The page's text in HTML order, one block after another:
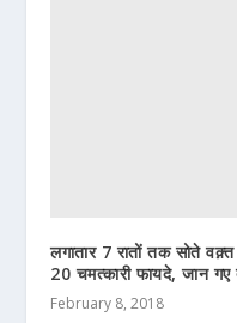
लगातार 7 रातों तक सोते वक़्त
20 चमत्कारी फायदे, जान गए
February 8, 2018